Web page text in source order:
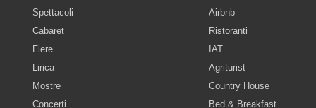
Spettacoli
Cabaret
Fiere
Lirica
Mostre
Concerti
Airbnb
Ristoranti
IAT
Agriturist
Country House
Bed & Breakfast